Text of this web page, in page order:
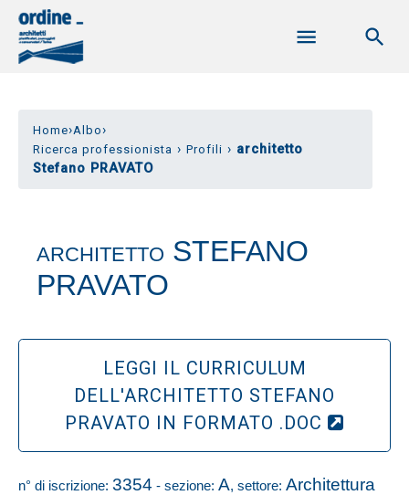
Home›Albo›
Ricerca professionista › Profili › architetto
Stefano PRAVATO
ARCHITETTO STEFANO
PRAVATO
LEGGI IL CURRICULUM
DELL'ARCHITETTO STEFANO
PRAVATO IN FORMATO .DOC
n° di iscrizione: 3354 - sezione: A, settore: Architettura